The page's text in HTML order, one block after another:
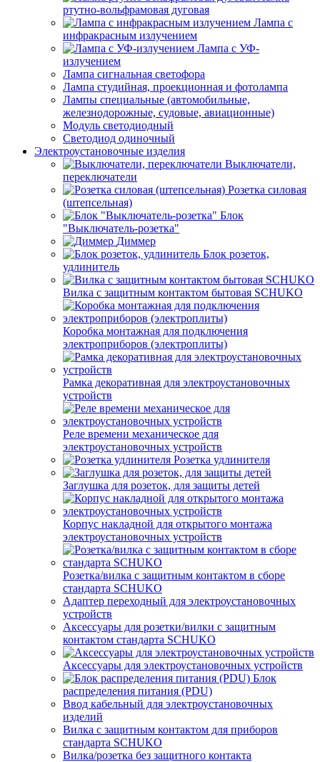
ртутно-вольфрамовая дуговая
Лампа с
инфракрасным излучением
Лампа с УФ-
излучением
Лампа сигнальная светофора
Лампа студийная, проекционная и фотолампа
Лампы специальные (автомобильные,
железнодорожные, судовые, авиационные)
Модуль светодиодный
Светодиод одиночный
Электроустановочные изделия
Выключатели,
переключатели
Розетка силовая
(штепсельная)
Блок
"Выключатель-розетка"
Диммер
Блок розеток,
удлинитель
Вилка с защитным контактом бытовая SCHUKO
Коробка монтажная для подключения
электроприборов (электроплиты)
Рамка декоративная для электроустановочных
устройств
Реле времени механическое для
электроустановочных устройств
Розетка удлинителя
Заглушка для розеток, для защиты детей
Корпус накладной для открытого монтажа
электроустановочных устройств
Розетка/вилка с защитным контактом в сборе
стандарта SCHUKO
Адаптер переходный для электроустановочных
устройств
Аксессуары для розетки/вилки с защитным
контактом стандарта SCHUKO
Аксессуары для электроустановочных устройств
Блок
распределения питания (PDU)
Ввод кабельный для электроустановочных
изделий
Вилка с защитным контактом для приборов
стандарта SCHUKO
Вилка/розетка без защитного контакта